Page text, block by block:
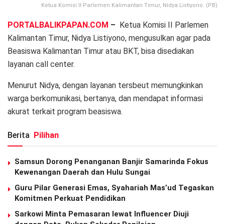
Ketua Komisi II Parlemen Kalimantan Timur, Nidya Listiyono. (PB)
PORTALBALIKPAPAN.COM –
Ketua Komisi II Parlemen
Kalimantan Timur, Nidya Listiyono, mengusulkan agar pada
Beasiswa Kalimantan Timur atau BKT, bisa disediakan
layanan call center.
Menurut Nidya, dengan layanan tersbeut memungkinkan
warga berkomunikasi, bertanya, dan mendapat informasi
akurat terkait program beasiswa.
Berita Pilihan
Samsun Dorong Penanganan Banjir Samarinda Fokus
Kewenangan Daerah dan Hulu Sungai
Guru Pilar Generasi Emas, Syahariah Mas’ud Tegaskan
Komitmen Perkuat Pendidikan
Sarkowi Minta Pemasaran lewat Influencer Diuji